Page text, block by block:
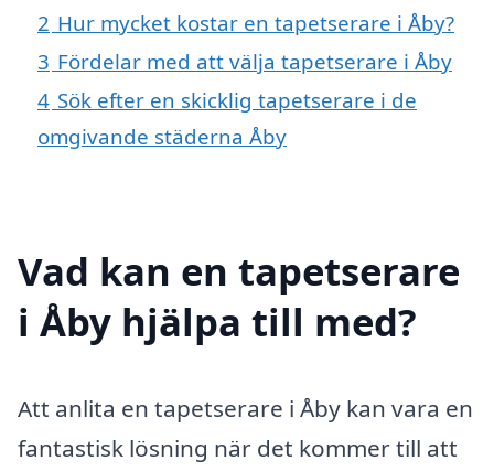
2 Hur mycket kostar en tapetserare i Åby?
3 Fördelar med att välja tapetserare i Åby
4 Sök efter en skicklig tapetserare i de
omgivande städerna Åby
Vad kan en tapetserare
i Åby hjälpa till med?
Att anlita en tapetserare i Åby kan vara en
fantastisk lösning när det kommer till att